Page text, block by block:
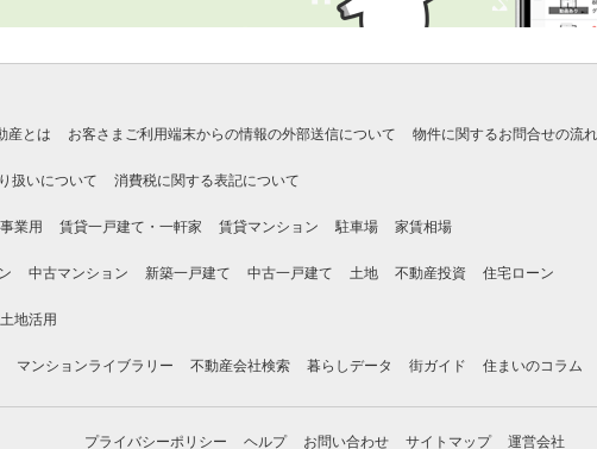
産とは お客さまご利用端末からの情報の外部送信について 物件に関するお問合せの流れ
扱いについて 消費税に関する表記について
業用 賃貸一戸建て・一軒家 賃貸マンション 駐車場 家賃相場
中古マンション 新築一戸建て 中古一戸建て 土地 不動産投資 住宅ローン
土地活用
マンションライブラリー 不動産会社検索 暮らしデータ 街ガイド 住まいのコラム
プライバシーポリシー ヘルプ お問い合わせ サイトマップ 運営会社